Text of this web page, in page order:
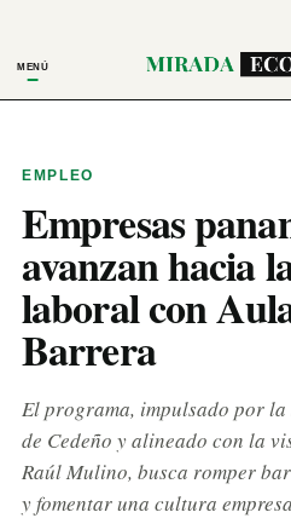
MENÚ
EMPLEO
Empresas
avanzan hacia
laboral con
Barrera
El programa, impulsado por
de Cedeño y alineado con la
Raúl Mulino, busca romper
y fomentar una cultura